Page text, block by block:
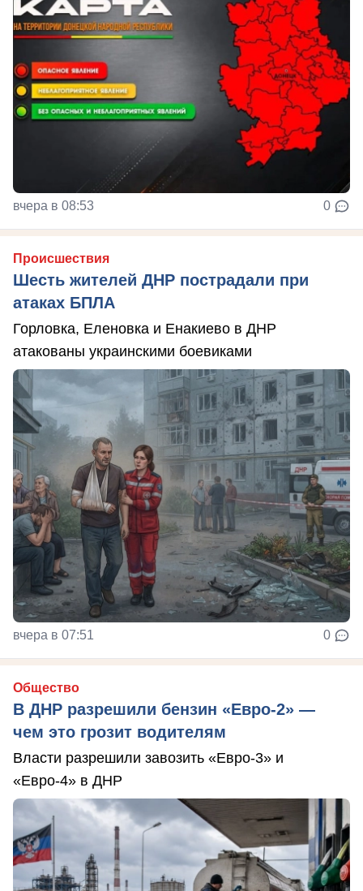
вчера в 08:53 0
Происшествия
Шесть жителей ДНР пострадали при
атаках БПЛА
Горловка, Еленовка и Енакиево в ДНР
атакованы украинскими боевиками
вчера в 07:51 0
Общество
В ДНР разрешили бензин «Евро-2» —
чем это грозит водителям
Власти разрешили завозить «Евро-3» и
«Евро-4» в ДНР